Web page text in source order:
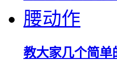
教大家几个简单